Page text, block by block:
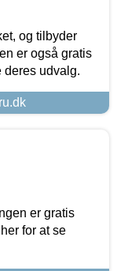
og tilbyder
er også gratis
deres udvalg.
er gratis
for at se